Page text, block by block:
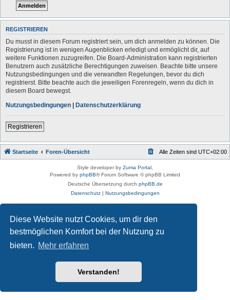
Diese Website nutzt Cookies, um dir den
bestmöglichen Komfort bei der Nutzung zu
bieten. Mehr erfahren
Verstanden!
REGISTRIEREN
Du musst in diesem Forum registriert sein, um dich anmelden zu können. Die
Registrierung ist in wenigen Augenblicken erledigt und ermöglicht dir, auf
weitere Funktionen zuzugreifen. Die Board-Administration kann registrierten
Benutzern auch zusätzliche Berechtigungen zuweisen. Beachte bitte unsere
Nutzungsbedingungen und die verwandten Regelungen, bevor du dich
registrierst. Bitte beachte auch die jeweiligen Forenregeln, wenn du dich in
diesem Board bewegst.
Nutzungsbedingungen | Datenschutzerklärung
Registrieren
Startseite Foren-Übersicht Alle Zeiten sind UTC+02:00
Style developer by Zuma Portal
Powered by phpBB® Forum Software © phpBB Limited
Deutsche Übersetzung durch phpBB.de
Datenschutz| Nutzungsbedingungen